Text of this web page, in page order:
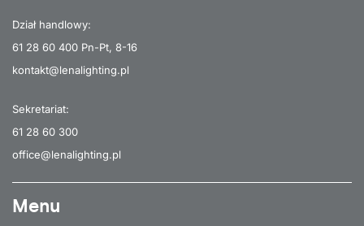
Dział handlowy:
61 28 60 400 Pn-Pt, 8-16
kontakt@lenalighting.pl
Sekretariat:
61 28 60 300
office@lenalighting.pl
Menu